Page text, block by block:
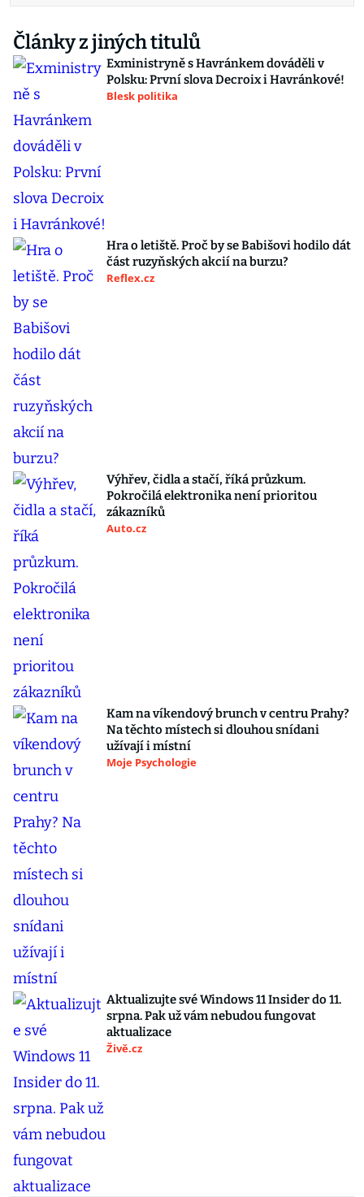
Články z jiných titulů
Exministryně s Havránkem dováděli v
Polsku: První slova Decroix i Havránkové!
Blesk politika
Hra o letiště. Proč by se Babišovi hodilo dát
část ruzyňských akcií na burzu?
Reflex.cz
Výhřev, čidla a stačí, říká průzkum.
Pokročilá elektronika není prioritou
zákazníků
Auto.cz
Kam na víkendový brunch v centru Prahy?
Na těchto místech si dlouhou snídani
užívají i místní
Moje Psychologie
Aktualizujte své Windows 11 Insider do 11.
srpna. Pak už vám nebudou fungovat
aktualizace
Živě.cz